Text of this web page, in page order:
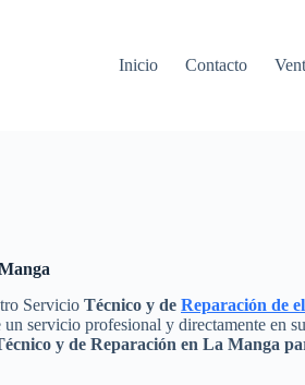
Inicio
Contacto
Servicio Técnico y de Reparación de
servicio profesional y directamente en
y de Reparación en La Manga